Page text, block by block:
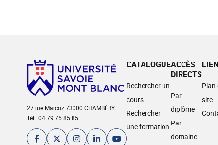
27 rue Marcoz 73000 CHAMBÉRY
Tél : 04 79 75 85 85
CATALOGUE
Rechercher un
cours
Rechercher
une formation
ACCÈS
DIRECTS
Par
diplôme
Par
domaine
Plan
site